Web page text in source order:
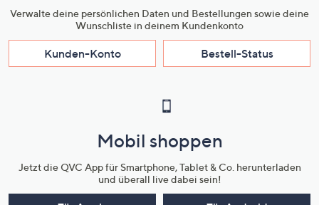
Verwalte deine persönlichen Daten und Bestellungen sowie deine
Wunschliste in deinem Kundenkonto
Kunden-Konto Bestell-Status
Mobil shoppen
Jetzt die QVC App für Smartphone, Tablet & Co. herunterladen
und überall live dabei sein!